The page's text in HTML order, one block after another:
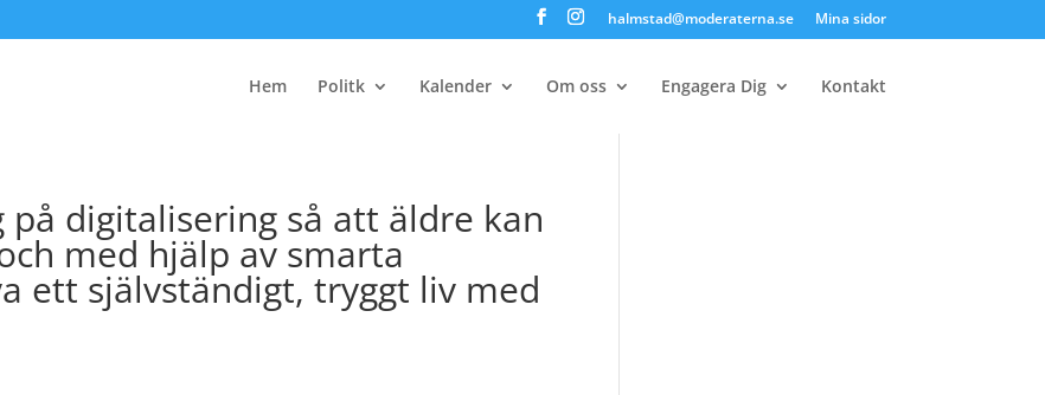
halmstad@moderaterna.se Mina sidor
Hem Politk Kalender Om oss Engagera Dig Kontakt
digitalisering så att äldre kan
med hjälp av smarta
ett självständigt, tryggt liv med